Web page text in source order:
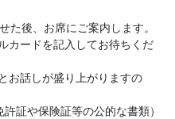
た後、お席にご案内します。
カードを記入してお待ちくだ
お話しが盛り上がりますの
証や保険証等の公的な書類）